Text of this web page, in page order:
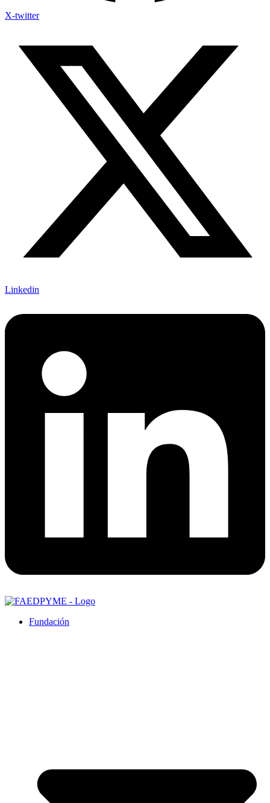
X-twitter
Linkedin
Fundación